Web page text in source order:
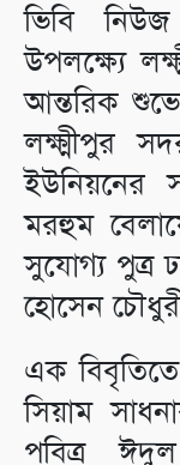
ভিবি
উপলক্ষ্যে
আন্তরিক
লক্ষ্মীপুর
ইউনিয়নের
মরহুম
সুযোগ্য পুত্র
হোসেন
এক
সিয়াম
পবিত্র